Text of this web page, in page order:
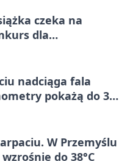
czeka na
dla
nadciąga fala
pokażą do 36
W Przemyślu
do 38°C